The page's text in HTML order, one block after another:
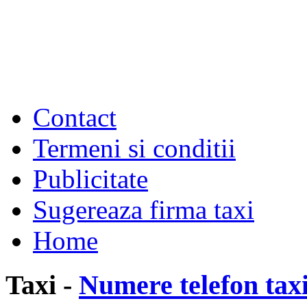
Contact
Termeni si conditii
Publicitate
Sugereaza firma taxi
Home
Taxi - Numere telefon